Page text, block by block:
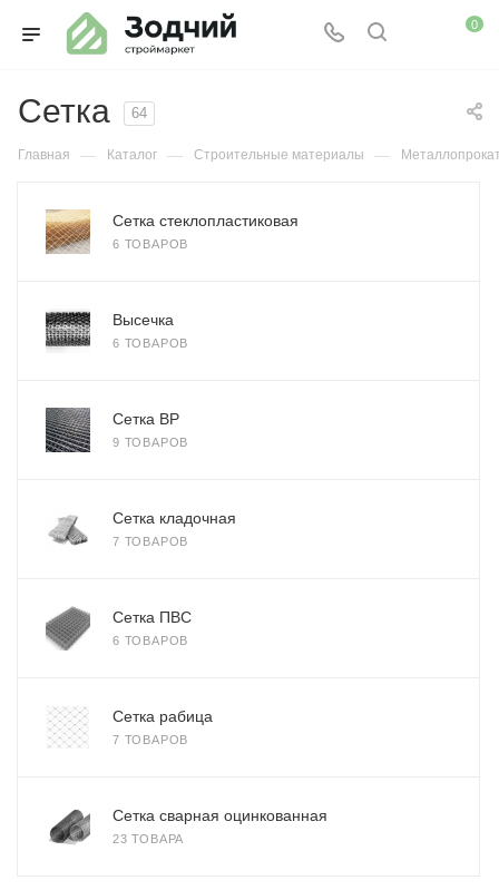
0
Сетка 64
Главная — Каталог — Строительные материалы —
Сетка стеклопластиковая
6 ТОВАРОВ
Высечка
6 ТОВАРОВ
Сетка ВР
9 ТОВАРОВ
Сетка кладочная
7 ТОВАРОВ
Сетка ПВС
6 ТОВАРОВ
Сетка рабица
7 ТОВАРОВ
Сетка сварная оцинкованная
23 ТОВАРА